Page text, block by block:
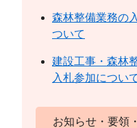
森林整備業務の
ついて
建設工事・森林
入札参加につい
お知らせ・要領